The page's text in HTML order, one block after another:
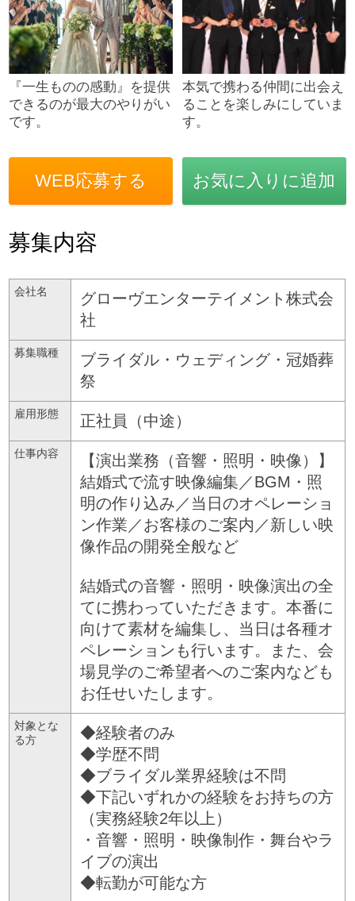
『一生ものの感動』を提供
できるのが最大のやりがい
です。
本気で携わる仲間に出会え
ることを楽しみにしていま
す。
WEB応募する お気に入りに追加
募集内容
会社名
グローヴエンターテイメント株式会
社
募集職種
ブライダル・ウェディング・冠婚葬
祭
雇用形態 正社員（中途）
仕事内容
【演出業務（音響・照明・映像）】
結婚式で流す映像編集／BGM・照
明の作り込み／当日のオペレーショ
ン作業／お客様のご案内／新しい映
像作品の開発全般など
結婚式の音響・照明・映像演出の全
てに携わっていただきます。本番に
向けて素材を編集し、当日は各種オ
ペレーションも行います。また、会
場見学のご希望者へのご案内なども
お任せいたします。
対象とな
る方
◆経験者のみ
◆学歴不問
◆ブライダル業界経験は不問
◆下記いずれかの経験をお持ちの方
（実務経験2年以上）
・音響・照明・映像制作・舞台やラ
イブの演出
◆転勤が可能な方